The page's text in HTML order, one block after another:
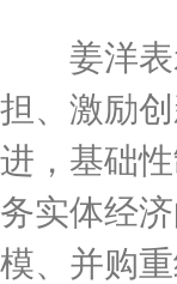
姜洋表示
担、激励
进，基础
务实体经
模、并购